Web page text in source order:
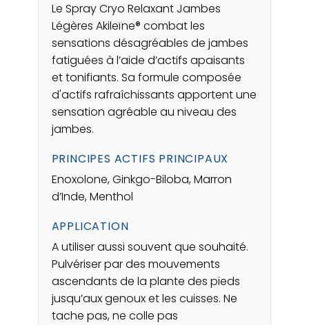
Le Spray Cryo Relaxant Jambes
Légères Akileïne® combat les
sensations désagréables de jambes
fatiguées à l’aide d’actifs apaisants
et tonifiants. Sa formule composée
d'actifs rafraîchissants apportent une
sensation agréable au niveau des
jambes.
PRINCIPES ACTIFS PRINCIPAUX
Enoxolone, Ginkgo-Biloba, Marron
d’Inde, Menthol
APPLICATION
A utiliser aussi souvent que souhaité.
Pulvériser par des mouvements
ascendants de la plante des pieds
jusqu’aux genoux et les cuisses. Ne
tache pas, ne colle pas